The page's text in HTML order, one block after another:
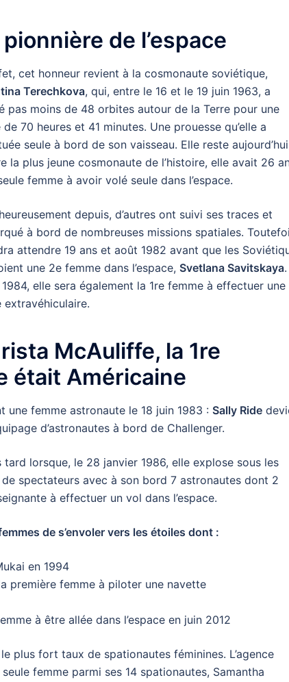
de l’espace
cet honneur revient à la cosmonaute soviétique,
Terechkova, qui, entre le 16 et le 19 juin 1963, a
pas moins de 48 orbites autour de la Terre pour une
de 70 heures et 41 minutes. Une prouesse qu’elle a
seule à bord de son vaisseau. Elle reste aujourd’hui
la plus jeune cosmonaute de l’histoire, elle avait 26
femme à avoir volé seule dans l’espace.
depuis, d’autres ont suivi ses traces et
à bord de nombreuses missions spatiales.
attendre 19 ans et août 1982 avant que les
une 2e femme dans l’espace, Svetlana Savitskaya
elle sera également la 1re femme à effectuer une
extravéhiculaire.
McAuliffe, la 1re
était Américaine
une femme astronaute le 18 juin 1983 : Sally Ride
d’astronautes à bord de Challenger.
lorsque, le 28 janvier 1986, elle explose sous les
spectateurs avec à son bord 7 astronautes dont 2
à effectuer un vol dans l’espace.
de s’envoler vers les étoiles dont :
en 1994
première femme à piloter une navette
à être allée dans l’espace en juin 2012
plus fort taux de spationautes féminines. L’agence
femme parmi ses 14 spationautes, Samantha